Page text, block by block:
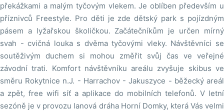
překážkami a malým tyčovým vlekem. Je oblíben především u
příznivců Freestyle. Pro děti je zde dětský park s pojízdným
pásem a lyžařskou školičkou. Začátečníkům je určen mírný
svah - cvičná louka s dvěma tyčovými vleky. Návštěvníci se
soutěživým duchem si mohou změřit svůj čas ve veřejné
závodní trati. Komfort návštěvníku areálu zvyšuje skibus ve
směru Rokytnice n.J. - Harrachov - Jakuszyce - běžecký areál
a zpět, free wifi síť a aplikace do mobilních telefonů. V letní
sezóně je v provozu lanová dráha Horní Domky, která Vás velmi